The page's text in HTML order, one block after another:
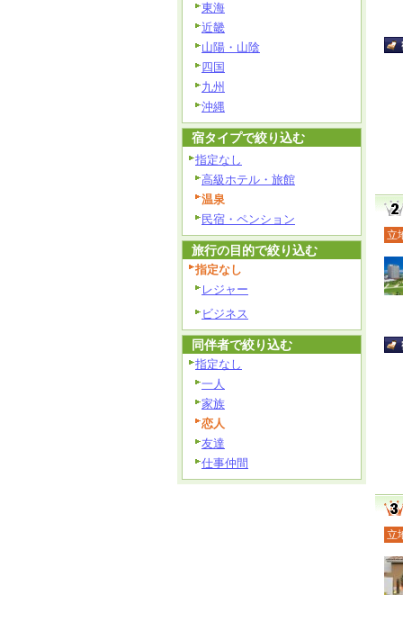
立
立
東海
近畿
山陽・山陰
四国
九州
沖縄
宿タイプで絞り込む
指定なし
高級ホテル・旅館
温泉
民宿・ペンション
旅行の目的で絞り込む
指定なし
レジャー
ビジネス
同伴者で絞り込む
指定なし
一人
家族
恋人
友達
仕事仲間